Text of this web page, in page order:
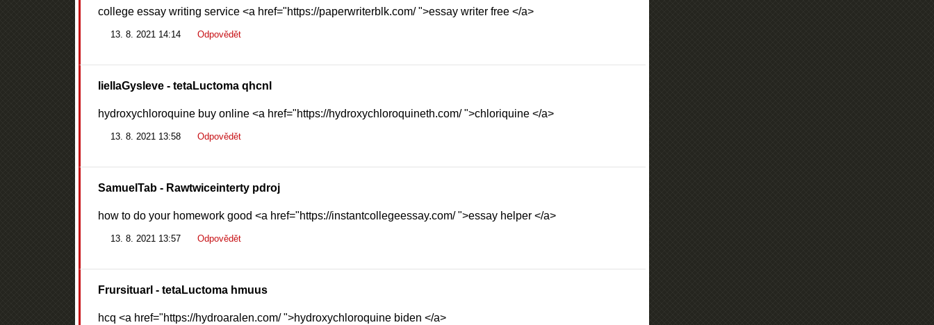
college essay writing service <a href="https://paperwriterblk.com/ ">essay writer free </a>
13. 8. 2021 14:14 Odpovědět
liellaGysleve- tetaLuctoma qhcnl
hydroxychloroquine buy online <a href="https://hydroxychloroquineth.com/ ">chloriquine </a>
13. 8. 2021 13:58 Odpovědět
SamuelTab- Rawtwiceinterty pdroj
how to do your homework good <a href="https://instantcollegeessay.com/ ">essay helper </a>
13. 8. 2021 13:57 Odpovědět
Frursituarl - tetaLuctoma hmuus
hcq <a href="https://hydroaralen.com/ ">hydroxychloroquine biden </a>